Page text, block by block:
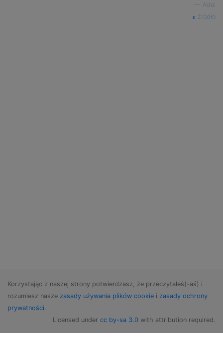
Adel
źródło
Korzystając z naszej strony potwierdzasz, że przeczytałeś(-aś) i
rozumiesz nasze zasady używania plików cookie i zasady ochrony
prywatności.
Licensed under cc by-sa 3.0 with attribution required.